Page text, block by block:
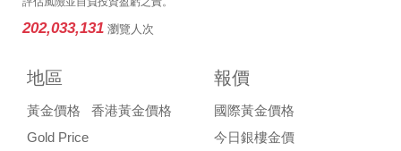
202,033,131 瀏覽人次
地區
黃金價格
香港黃金價格
Gold Price
報價
國際黃金價格
今日銀樓金價